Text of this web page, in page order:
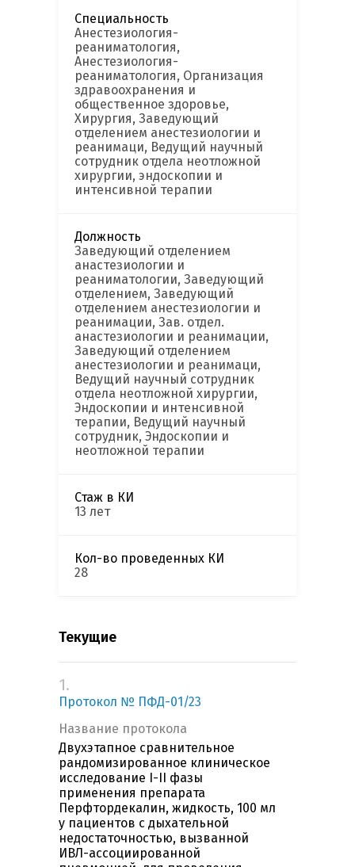
Специальность
Анестезиология-
реаниматология,
Анестезиология-
реаниматология, Организация
здравоохранения и
общественное здоровье,
Хирургия, Заведующий
отделением анестезиологии и
реанимаци, Ведущий научный
сотрудник отдела неотложной
хирургии, эндоскопии и
интенсивной терапии
Должность
Заведующий отделением
анастезиологии и
реаниматологии, Заведующий
отделением, Заведующий
отделением анестезиологии и
реанимации, Зав. отдел.
анастезиологии и реанимации,
Заведующий отделением
анестезиологии и реанимаци,
Ведущий научный сотрудник
отдела неотложной хирургии,
Эндоскопии и интенсивной
терапии, Ведущий научный
сотрудник, Эндоскопии и
неотложной терапии
Стаж в КИ
13 лет
Кол-во проведенных КИ
28
Текущие
1.
Протокол № ПФД-01/23
Название протокола
Двухэтапное сравнительное
рандомизированное клиническое
исследование I-II фазы
применения препарата
Перфтордекалин, жидкость, 100 мл
у пациентов с дыхательной
недостаточностью, вызванной
ИВЛ-ассоциированной